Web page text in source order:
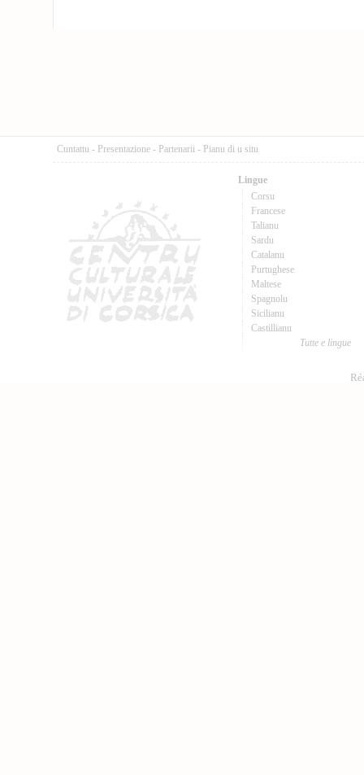
Cuntattu - Presentazione - Partenarii - Pianu di u situ
Lingue
Corsu
Francese
Talianu
Sardu
Catalanu
Purtughese
Maltese
Spagnolu
Sicilianu
Castillianu
Tutte e lingue